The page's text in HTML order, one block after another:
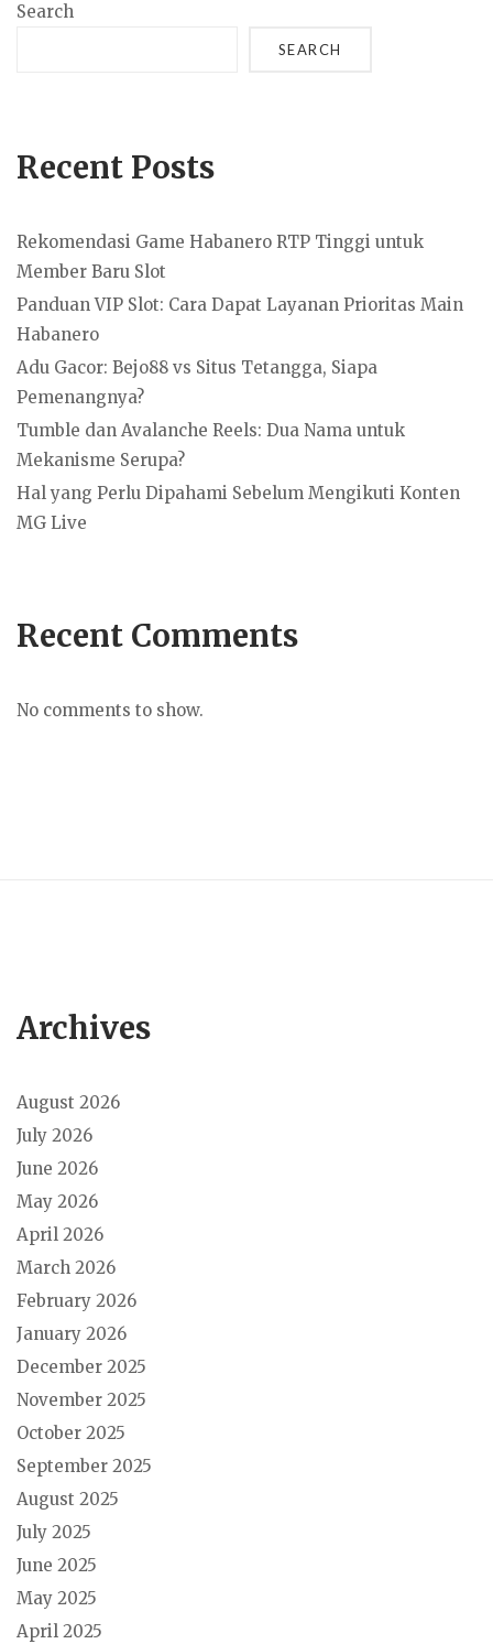
Search
SEARCH
Recent Posts
Rekomendasi Game Habanero RTP Tinggi untuk
Member Baru Slot
Panduan VIP Slot: Cara Dapat Layanan Prioritas Main
Habanero
Adu Gacor: Bejo88 vs Situs Tetangga, Siapa
Pemenangnya?
Tumble dan Avalanche Reels: Dua Nama untuk
Mekanisme Serupa?
Hal yang Perlu Dipahami Sebelum Mengikuti Konten
MG Live
Recent Comments
No comments to show.
Archives
August 2026
July 2026
June 2026
May 2026
April 2026
March 2026
February 2026
January 2026
December 2025
November 2025
October 2025
September 2025
August 2025
July 2025
June 2025
May 2025
April 2025